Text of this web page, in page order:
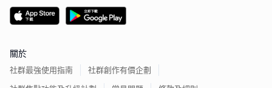
關於
社群最強使用指南
社群創作有價企劃